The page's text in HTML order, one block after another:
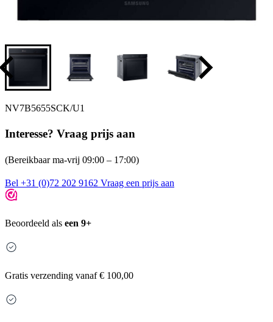
NV7B5655SCK/U1
Interesse? Vraag prijs aan
(Bereikbaar ma-vrij 09:00 – 17:00)
Bel +31 (0)72 202 9162 Vraag een prijs aan
Beoordeeld als een 9+
Gratis verzending vanaf € 100,00